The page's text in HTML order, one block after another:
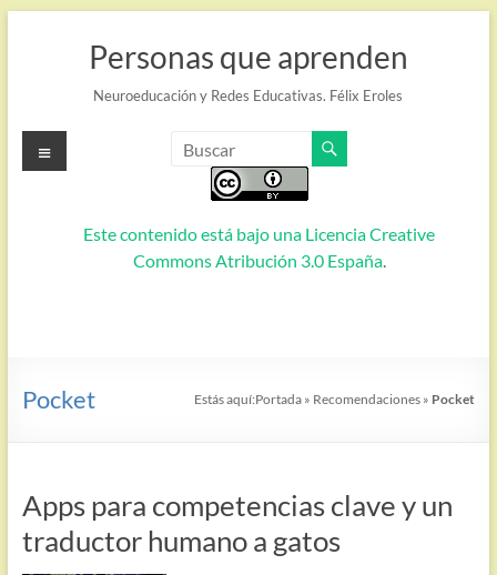
Personas que aprenden
Neuroeducación y Redes Educativas. Félix Eroles
Este contenido está bajo una Licencia Creative
Commons Atribución 3.0 España.
Menú
Pocket Estás aquí:Portada » Recomendaciones » Pocket
Apps para competencias clave y un
traductor humano a gatos